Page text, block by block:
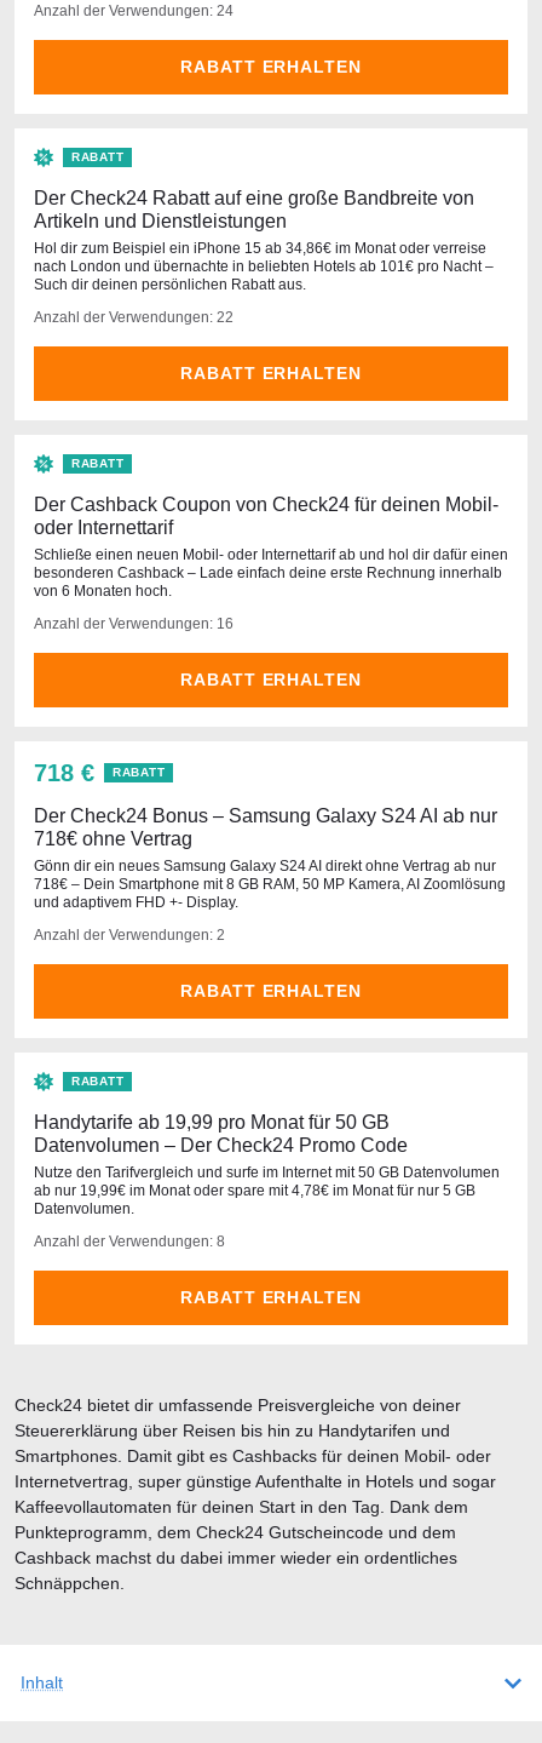
Anzahl der Verwendungen: 24
RABATT ERHALTEN
RABATT
Der Check24 Rabatt auf eine große Bandbreite von
Artikeln und Dienstleistungen
Hol dir zum Beispiel ein iPhone 15 ab 34,86€ im Monat oder verreise
nach London und übernachte in beliebten Hotels ab 101€ pro Nacht –
Such dir deinen persönlichen Rabatt aus.
Anzahl der Verwendungen: 22
RABATT ERHALTEN
RABATT
Der Cashback Coupon von Check24 für deinen Mobil-
oder Internettarif
Schließe einen neuen Mobil- oder Internettarif ab und hol dir dafür einen
besonderen Cashback – Lade einfach deine erste Rechnung innerhalb
von 6 Monaten hoch.
Anzahl der Verwendungen: 16
RABATT ERHALTEN
718 € RABATT
Der Check24 Bonus – Samsung Galaxy S24 AI ab nur
718€ ohne Vertrag
Gönn dir ein neues Samsung Galaxy S24 AI direkt ohne Vertrag ab nur
718€ – Dein Smartphone mit 8 GB RAM, 50 MP Kamera, AI Zoomlösung
und adaptivem FHD +- Display.
Anzahl der Verwendungen: 2
RABATT ERHALTEN
RABATT
Handytarife ab 19,99 pro Monat für 50 GB
Datenvolumen – Der Check24 Promo Code
Nutze den Tarifvergleich und surfe im Internet mit 50 GB Datenvolumen
ab nur 19,99€ im Monat oder spare mit 4,78€ im Monat für nur 5 GB
Datenvolumen.
Anzahl der Verwendungen: 8
RABATT ERHALTEN
Inhalt
Check24 bietet dir umfassende Preisvergleiche von deiner
Steuererklärung über Reisen bis hin zu Handytarifen und
Smartphones. Damit gibt es Cashbacks für deinen Mobil- oder
Internetvertrag, super günstige Aufenthalte in Hotels und sogar
Kaffeevollautomaten für deinen Start in den Tag. Dank dem
Punkteprogramm, dem Check24 Gutscheincode und dem
Cashback machst du dabei immer wieder ein ordentliches
Schnäppchen.